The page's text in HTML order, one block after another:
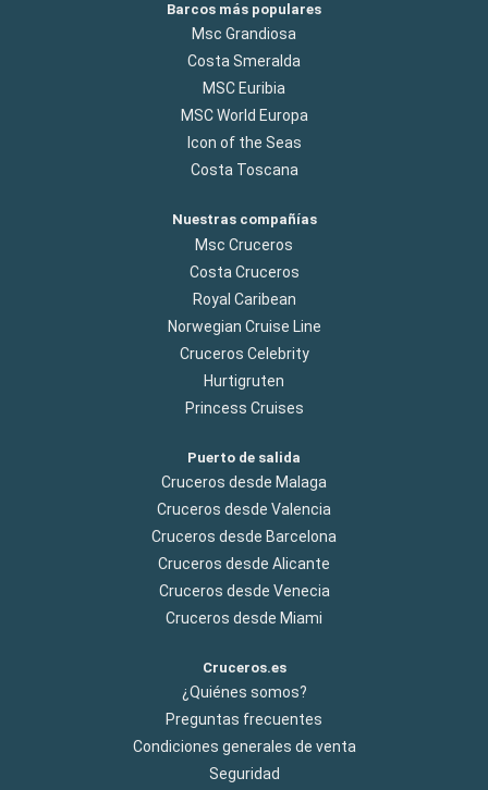
Barcos más populares
Msc Grandiosa
Costa Smeralda
MSC Euribia
MSC World Europa
Icon of the Seas
Costa Toscana
Nuestras compañías
Msc Cruceros
Costa Cruceros
Royal Caribean
Norwegian Cruise Line
Cruceros Celebrity
Hurtigruten
Princess Cruises
Puerto de salida
Cruceros desde Malaga
Cruceros desde Valencia
Cruceros desde Barcelona
Cruceros desde Alicante
Cruceros desde Venecia
Cruceros desde Miami
Cruceros.es
¿Quiénes somos?
Preguntas frecuentes
Condiciones generales de venta
Seguridad